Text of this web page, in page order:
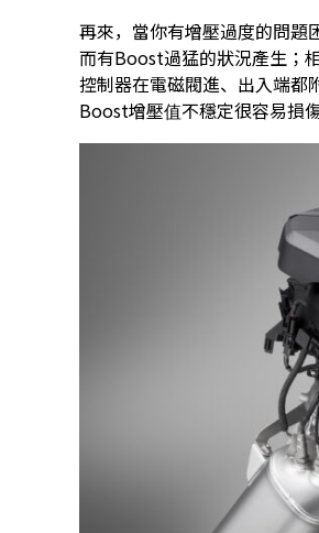
再來，當你有增壓過度的問題
而有Boost過猛的狀況產生；
控制器在電磁閥進、出入端都
Boost增壓值不穩定很容易損